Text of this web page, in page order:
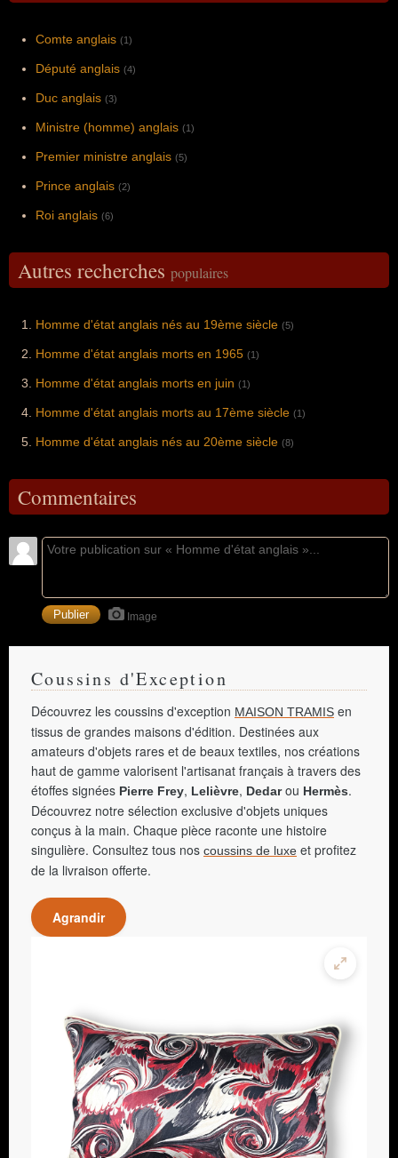
Comte anglais (1)
Député anglais (4)
Duc anglais (3)
Ministre (homme) anglais (1)
Premier ministre anglais (5)
Prince anglais (2)
Roi anglais (6)
Autres recherches populaires
Homme d'état anglais nés au 19ème siècle (5)
Homme d'état anglais morts en 1965 (1)
Homme d'état anglais morts en juin (1)
Homme d'état anglais morts au 17ème siècle (1)
Homme d'état anglais nés au 20ème siècle (8)
Commentaires
Image
Coussins d'Exception
Découvrez les coussins d'exception MAISON TRAMIS en
tissus de grandes maisons d'édition. Destinées aux
amateurs d'objets rares et de beaux textiles, nos créations
haut de gamme valorisent l'artisanat français à travers des
étoffes signées Pierre Frey, Lelièvre, Dedarou Hermès.
Découvrez notre sélection exclusive d'objets uniques
conçus à la main. Chaque pièce raconte une histoire
singulière. Consultez tous nos coussins de luxe et profitez
de la livraison offerte.
Agrandir